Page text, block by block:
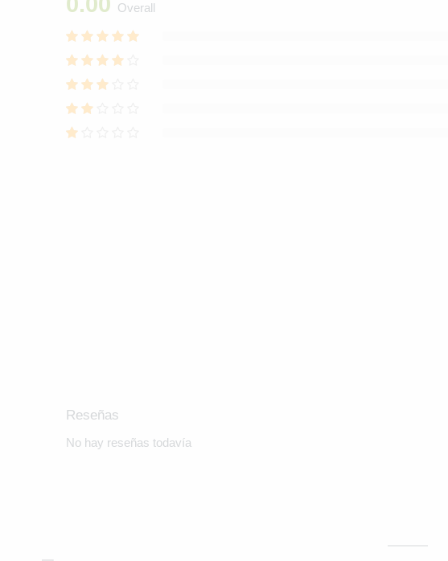
Overall
Reseñas
No hay reseñas todavía